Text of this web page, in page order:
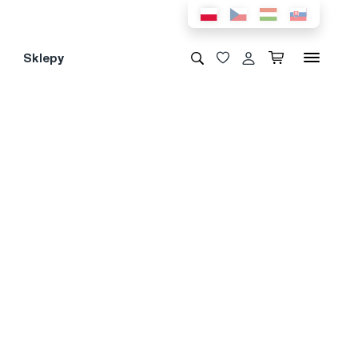
Sklepy